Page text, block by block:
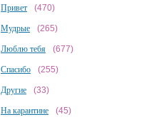
Привет (470)
Мудрые (265)
Люблю тебя (677)
Спасибо (255)
Другие (33)
На карантине (45)